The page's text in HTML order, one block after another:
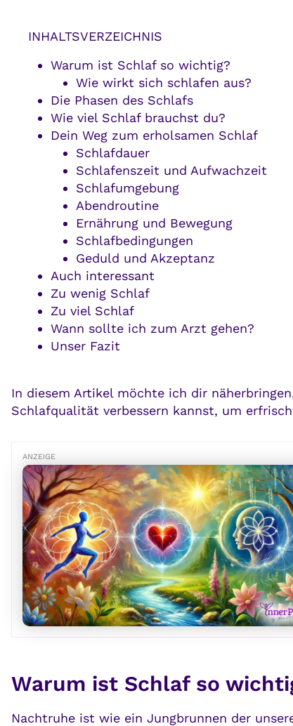
INHALTSVERZEICHNIS
Warum ist Schlaf so wichtig?
Wie wirkt sich schlafen aus?
Die Phasen des Schlafs
Wie viel Schlaf brauchst du?
Dein Weg zum erholsamen Schlaf
Schlafdauer
Schlafenszeit und Aufwachzeit
Schlafumgebung
Abendroutine
Ernährung und Bewegung
Schlafbedingungen
Geduld und Akzeptanz
Auch interessant
Zu wenig Schlaf
Zu viel Schlaf
Wann sollte ich zum Arzt gehen?
Unser Fazit
In diesem Artikel möchte ich dir
Schlafqualität verbessern kannst, um
ANZEIGE
Warum ist Schlaf so
Nachtruhe ist wie ein Jungbrunnen der